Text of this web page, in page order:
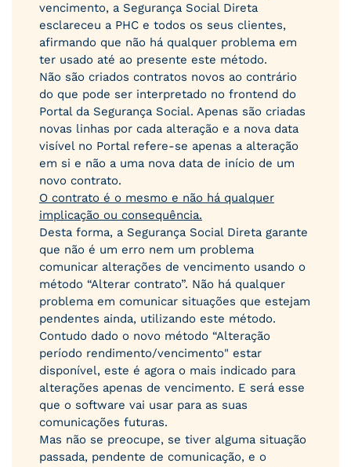
vencimento, a Segurança Social Direta
esclareceu a PHC e todos os seus clientes,
afirmando que não há qualquer problema em
ter usado até ao presente este método.
Não são criados contratos novos ao contrário
do que pode ser interpretado no frontend do
Portal da Segurança Social. Apenas são criadas
novas linhas por cada alteração e a nova data
visível no Portal refere-se apenas a alteração
em si e não a uma nova data de início de um
novo contrato.
O contrato é o mesmo e não há qualquer
implicação ou consequência.
Desta forma, a Segurança Social Direta garante
que não é um erro nem um problema
comunicar alterações de vencimento usando o
método “Alterar contrato”. Não há qualquer
problema em comunicar situações que estejam
pendentes ainda, utilizando este método.
Contudo dado o novo método “Alteração
período rendimento/vencimento" estar
disponível, este é agora o mais indicado para
alterações apenas de vencimento. E será esse
que o software vai usar para as suas
comunicações futuras.
Mas não se preocupe, se tiver alguma situação
passada, pendente de comunicação, e o